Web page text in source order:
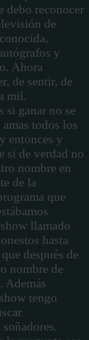
debo reconocer
de
y
Ahora
de sentir, de
mil.
si ganar no se
todos los
entonces y
si de verdad no
nombre en
de la
que
llamado
hasta
después de
nombre de
Además
tengo